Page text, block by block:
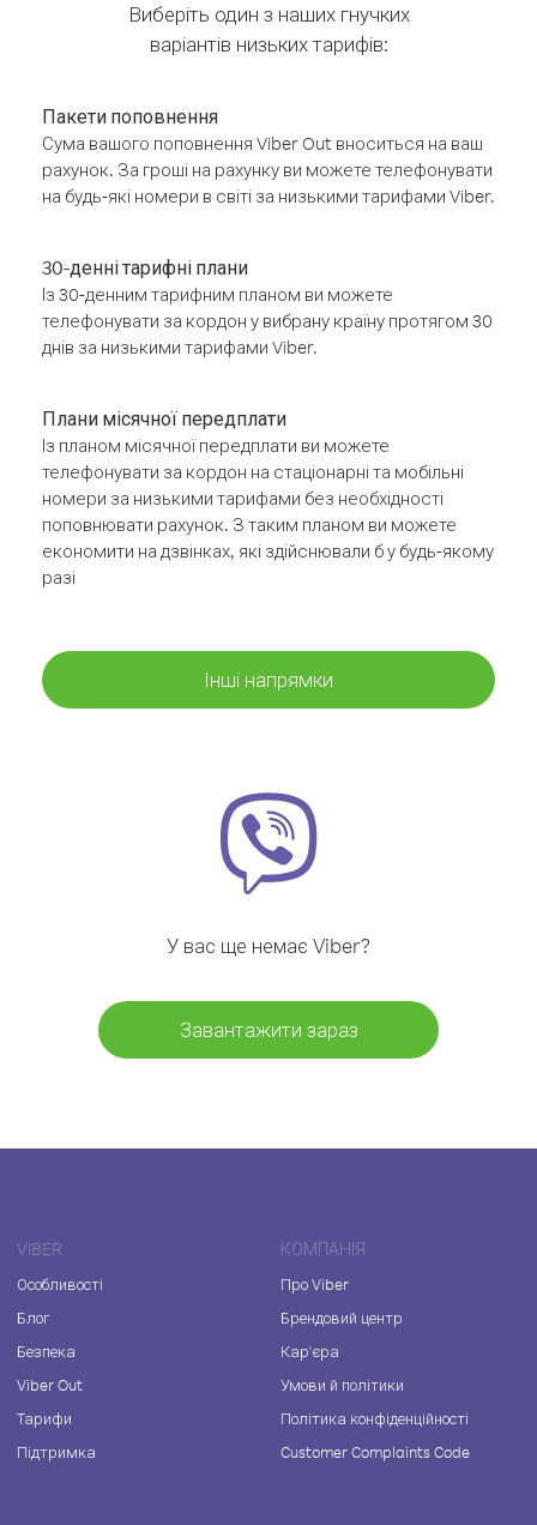
Виберіть один з наших гнучких
варіантів низьких тарифів:
Пакети поповнення
Сума вашого поповнення Viber Out вноситься на ваш
рахунок. За гроші на рахунку ви можете телефонувати
на будь-які номери в світі за низькими тарифами Viber.
30-денні тарифні плани
Із 30-денним тарифним планом ви можете
телефонувати за кордон у вибрану країну протягом 30
днів за низькими тарифами Viber.
Плани місячної передплати
Із планом місячної передплати ви можете
телефонувати за кордон на стаціонарні та мобільні
номери за низькими тарифами без необхідності
поповнювати рахунок. З таким планом ви можете
економити на дзвінках, які здійснювали б у будь-якому
разі
Інші напрямки
У вас ще немає Viber?
Завантажити зараз
VIBER
Особливості
Блог
Безпека
Viber Out
Тарифи
Підтримка
КОМПАНІЯ
Про Viber
Брендовий центр
Кар'єра
Умови й політики
Політика конфіденційності
Customer Complaints Code